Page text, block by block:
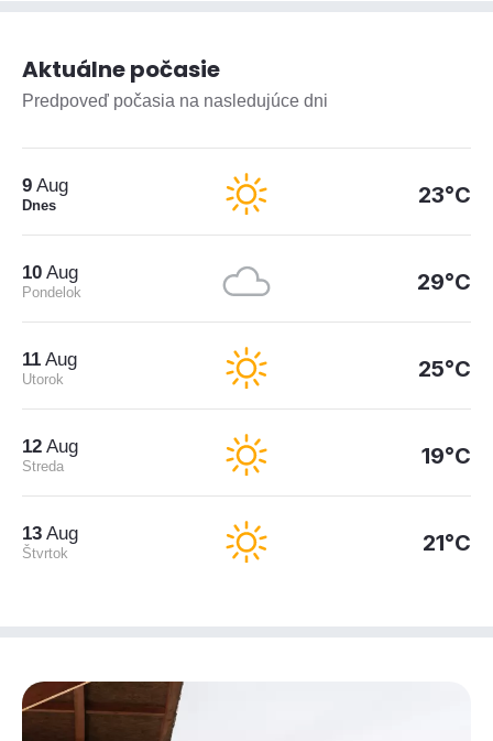
Aktuálne počasie
Predpoveď počasia na nasledujúce dni
9 Aug
Dnes 23°C
10 Aug
Pondelok 29°C
11 Aug
Utorok 25°C
12 Aug
Streda 19°C
13 Aug
Štvrtok 21°C